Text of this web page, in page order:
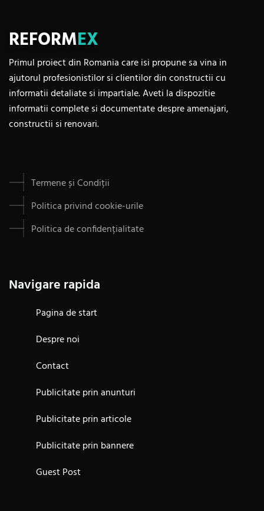
REFORMEX
Primul proiect din Romania care isi propune sa vina in
ajutorul profesionistilor si clientilor din constructii cu
informatii detaliate si impartiale. Aveti la dispozitie
informatii complete si documentate despre amenajari,
constructii si renovari.
Termene și Condiții
Politica privind cookie-urile
Politica de confidențialitate
Navigare rapida
Pagina de start
Despre noi
Contact
Publicitate prin anunturi
Publicitate prin articole
Publicitate prin bannere
Guest Post